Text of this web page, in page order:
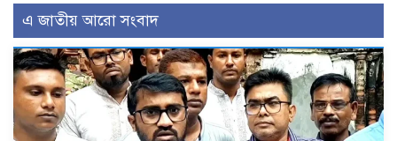
এ জাতীয় আরো সংবাদ